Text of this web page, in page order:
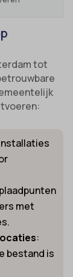
tot
met
:
bestand is